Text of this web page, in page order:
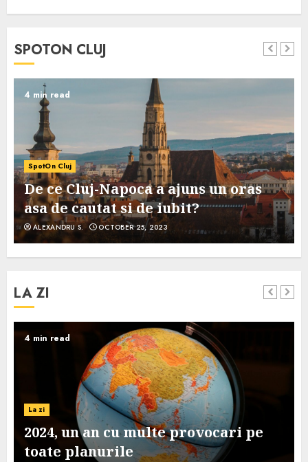
SPOTON CLUJ
4 min read
SpotOn Cluj
De ce Cluj-Napoca a ajuns un oras
asa de cautat si de iubit?
ALEXANDRU S. OCTOBER 25, 2023
LA ZI
4 min read
La zi
2024, un an cu multe provocari pe
toate planurile